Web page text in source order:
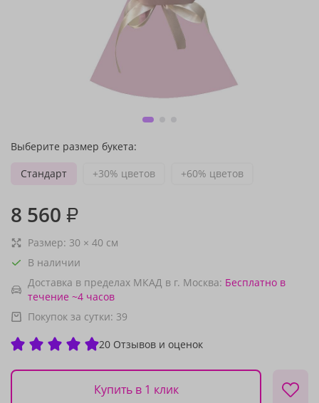
Выберите размер букета:
Стандарт
+30% цветов +60% цветов
8 560 ₽
Размер: 30 × 40 см
В наличии
Доставка в пределах МКАД в г. Москва: Бесплатно в
течение ~4 часов
Покупок за сутки: 39
20 Отзывов и оценок
Купить в 1 клик